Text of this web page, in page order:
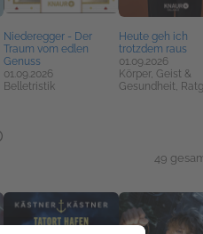
Niederegger - Der
Traum vom edlen
Genuss
01.09.2026
Belletristik
Heute geh ich
trotzdem raus
01.09.2026
Körper, Geist &
Gesundheit,
49